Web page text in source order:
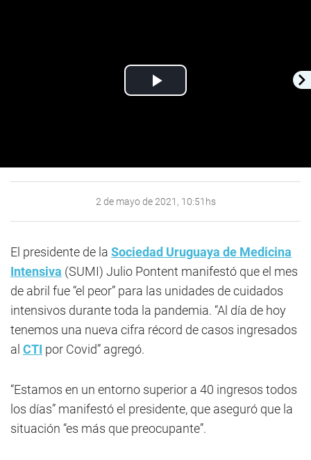
Play
2 de mayo de 2021, 10:51hs
El presidente de la Sociedad Uruguaya de Medicina
Intensiva (SUMI) Julio Pontent manifestó que el mes
de abril fue “el peor” para las unidades de cuidados
intensivos durante toda la pandemia. “Al día de hoy
tenemos una nueva cifra récord de casos ingresados
al CTI por Covid” agregó.
“Estamos en un entorno superior a 40 ingresos todos
los días” manifestó el presidente, que aseguró que la
situación “es más que preocupante”.